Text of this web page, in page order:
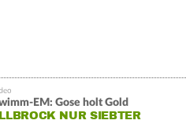
EM: Gose holt Gold
NUR SIEBTER